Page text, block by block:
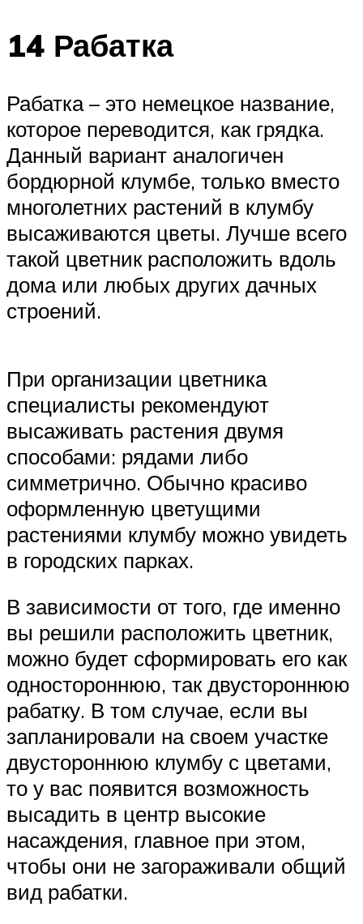
14 Рабатка
Рабатка – это немецкое название,
которое переводится, как грядка.
Данный вариант аналогичен
бордюрной клумбе, только вместо
многолетних растений в клумбу
высаживаются цветы. Лучше всего
такой цветник расположить вдоль
дома или любых других дачных
строений.
При организации цветника
специалисты рекомендуют
высаживать растения двумя
способами: рядами либо
симметрично. Обычно красиво
оформленную цветущими
растениями клумбу можно увидеть
в городских парках.
В зависимости от того, где именно
вы решили расположить цветник,
можно будет сформировать его как
одностороннюю, так двустороннюю
рабатку. В том случае, если вы
запланировали на своем участке
двустороннюю клумбу с цветами,
то у вас появится возможность
высадить в центр высокие
насаждения, главное при этом,
чтобы они не загораживали общий
вид рабатки.